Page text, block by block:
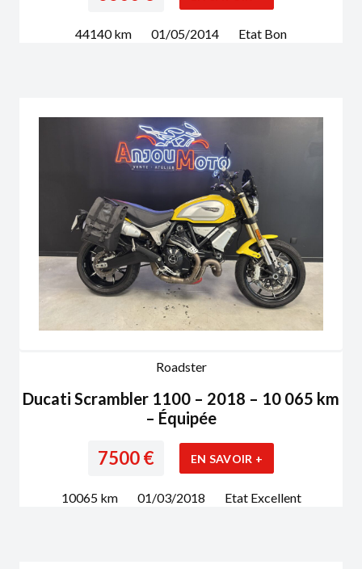
44140km 01/05/2014 Etat Bon
Roadster
Ducati Scrambler 1100 – 2018 – 10 065 km
– Équipée
7500€ EN SAVOIR +
10065km 01/03/2018 Etat Excellent